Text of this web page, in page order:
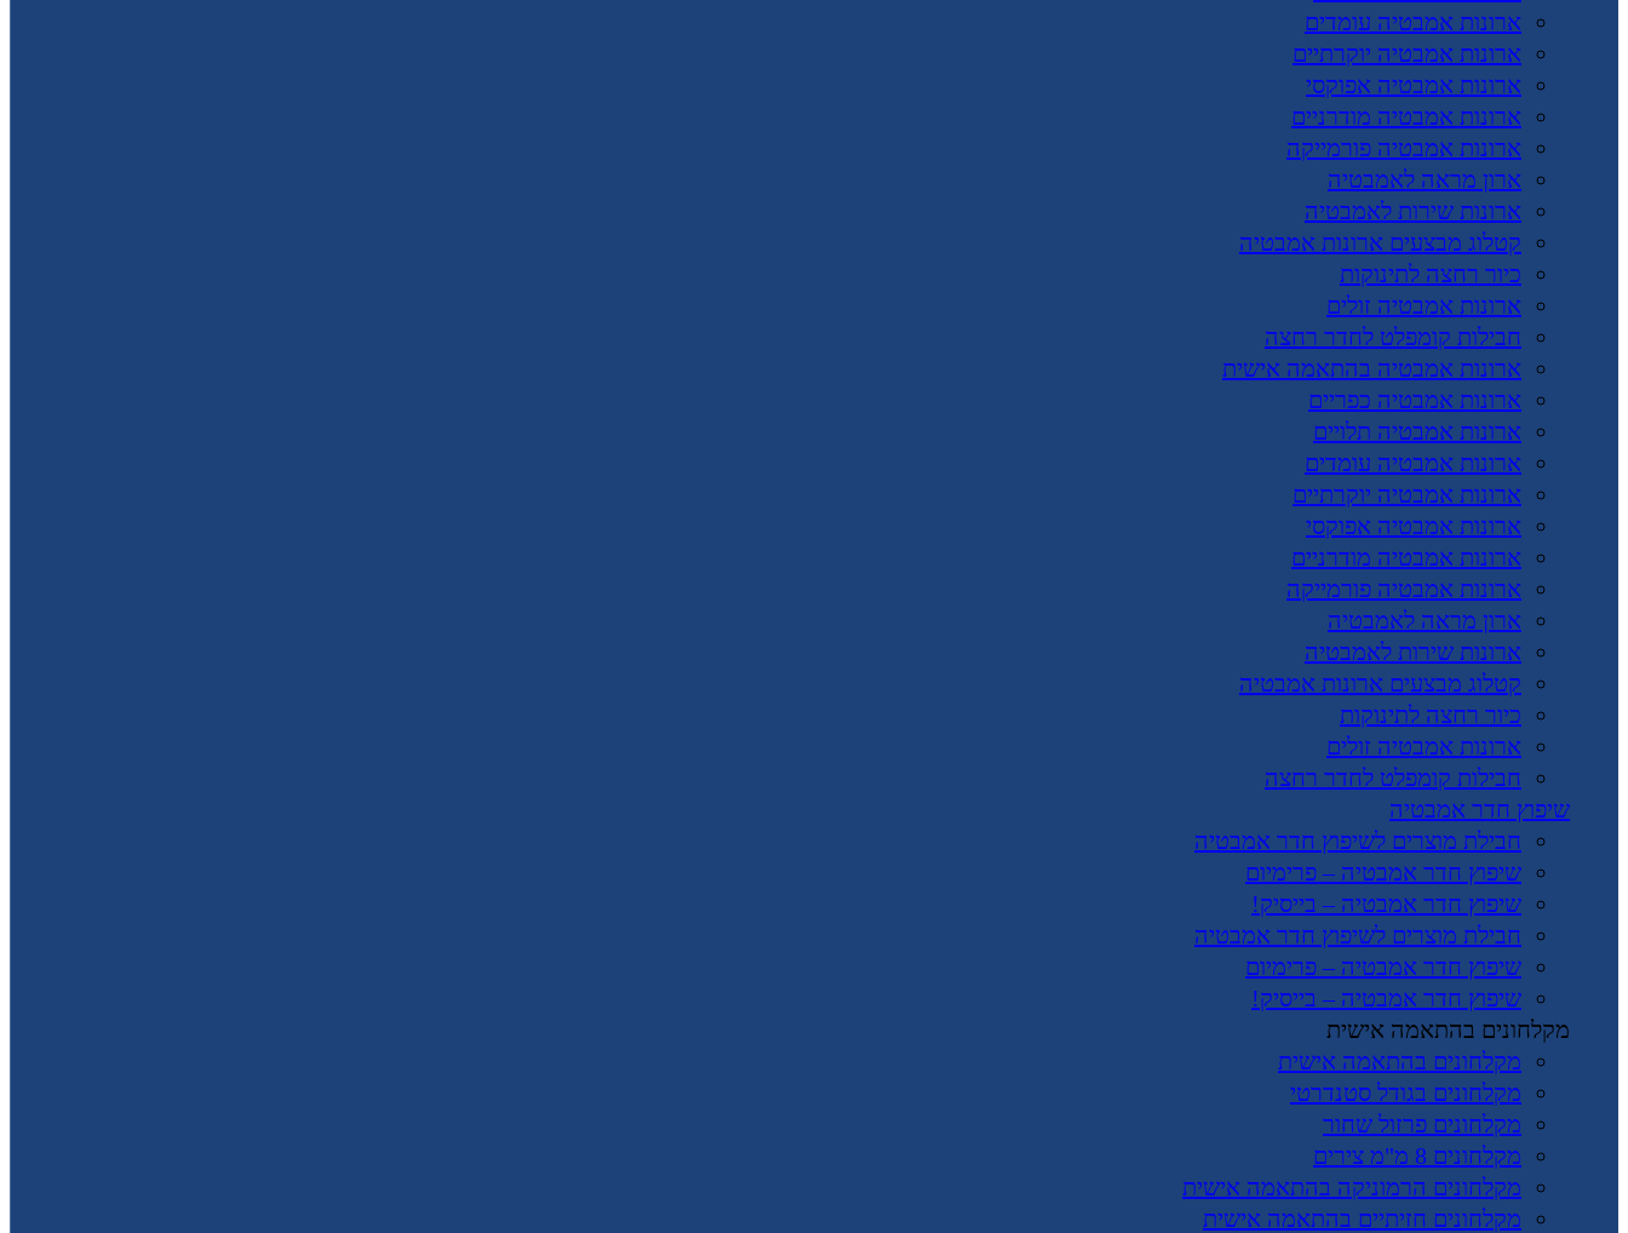
ארונות אמבטיה עומדים
ארונות אמבטיה יוקרתיים
ארונות אמבטיה אפוקסי
ארונות אמבטיה מודרניים
ארונות אמבטיה פורמייקה
ארון מראה לאמבטיה
ארונות שירות לאמבטיה
קטלוג מבצעים ארונות אמבטיה
כיור רחצה לתינוקות
ארונות אמבטיה זולים
חבילות קומפלט לחדר רחצה
ארונות אמבטיה בהתאמה אישית
ארונות אמבטיה כפריים
ארונות אמבטיה תלויים
ארונות אמבטיה עומדים
ארונות אמבטיה יוקרתיים
ארונות אמבטיה אפוקסי
ארונות אמבטיה מודרניים
ארונות אמבטיה פורמייקה
ארון מראה לאמבטיה
ארונות שירות לאמבטיה
קטלוג מבצעים ארונות אמבטיה
כיור רחצה לתינוקות
ארונות אמבטיה זולים
חבילות קומפלט לחדר רחצה
שיפוץ חדר אמבטיה
חבילת מוצרים לשיפוץ חדר אמבטיה
שיפוץ חדר אמבטיה – פרימיום
שיפוץ חדר אמבטיה – בייסיק!
חבילת מוצרים לשיפוץ חדר אמבטיה
שיפוץ חדר אמבטיה – פרימיום
שיפוץ חדר אמבטיה – בייסיק!
מקלחונים בהתאמה אישית
מקלחונים בהתאמה אישית
מקלחונים בגודל סטנדרטי
מקלחונים פרזול שחור
מקלחונים 8 מ"מ צירים
מקלחונים הרמוניקה בהתאמה אישית
מקלחונים חזיתיים בהתאמה אישית